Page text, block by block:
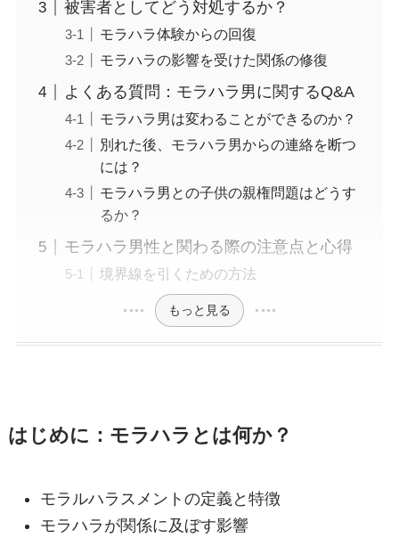
被害者としてどう対処するか？
モラハラ体験からの回復
モラハラの影響を受けた関係の修復
よくある質問：モラハラ男に関するQ&A
モラハラ男は変わることができるのか？
別れた後、モラハラ男からの連絡を断つ
には？
モラハラ男との子供の親権問題はどうす
るか？
モラハラ男性と関わる際の注意点と心得
境界線を引くための方法
もっと見る
はじめに：モラハラとは何か？
モラルハラスメントの定義と特徴
モラハラが関係に及ぼす影響